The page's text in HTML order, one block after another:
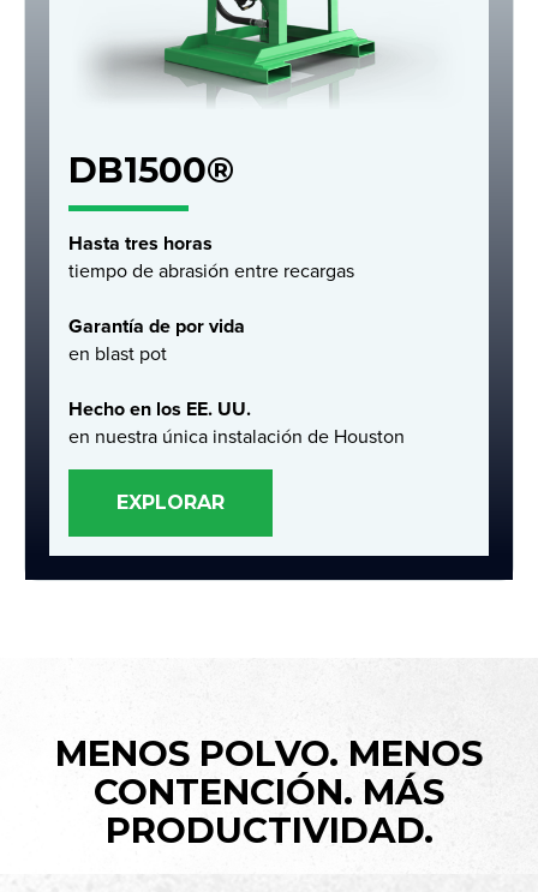
DB1500®
Hasta tres horas
tiempo de abrasión entre recargas
Garantía de por vida
en blast pot
Hecho en los EE. UU.
en nuestra única instalación de Houston
EXPLORAR
MENOS POLVO. MENOS
CONTENCIÓN. MÁS
PRODUCTIVIDAD.